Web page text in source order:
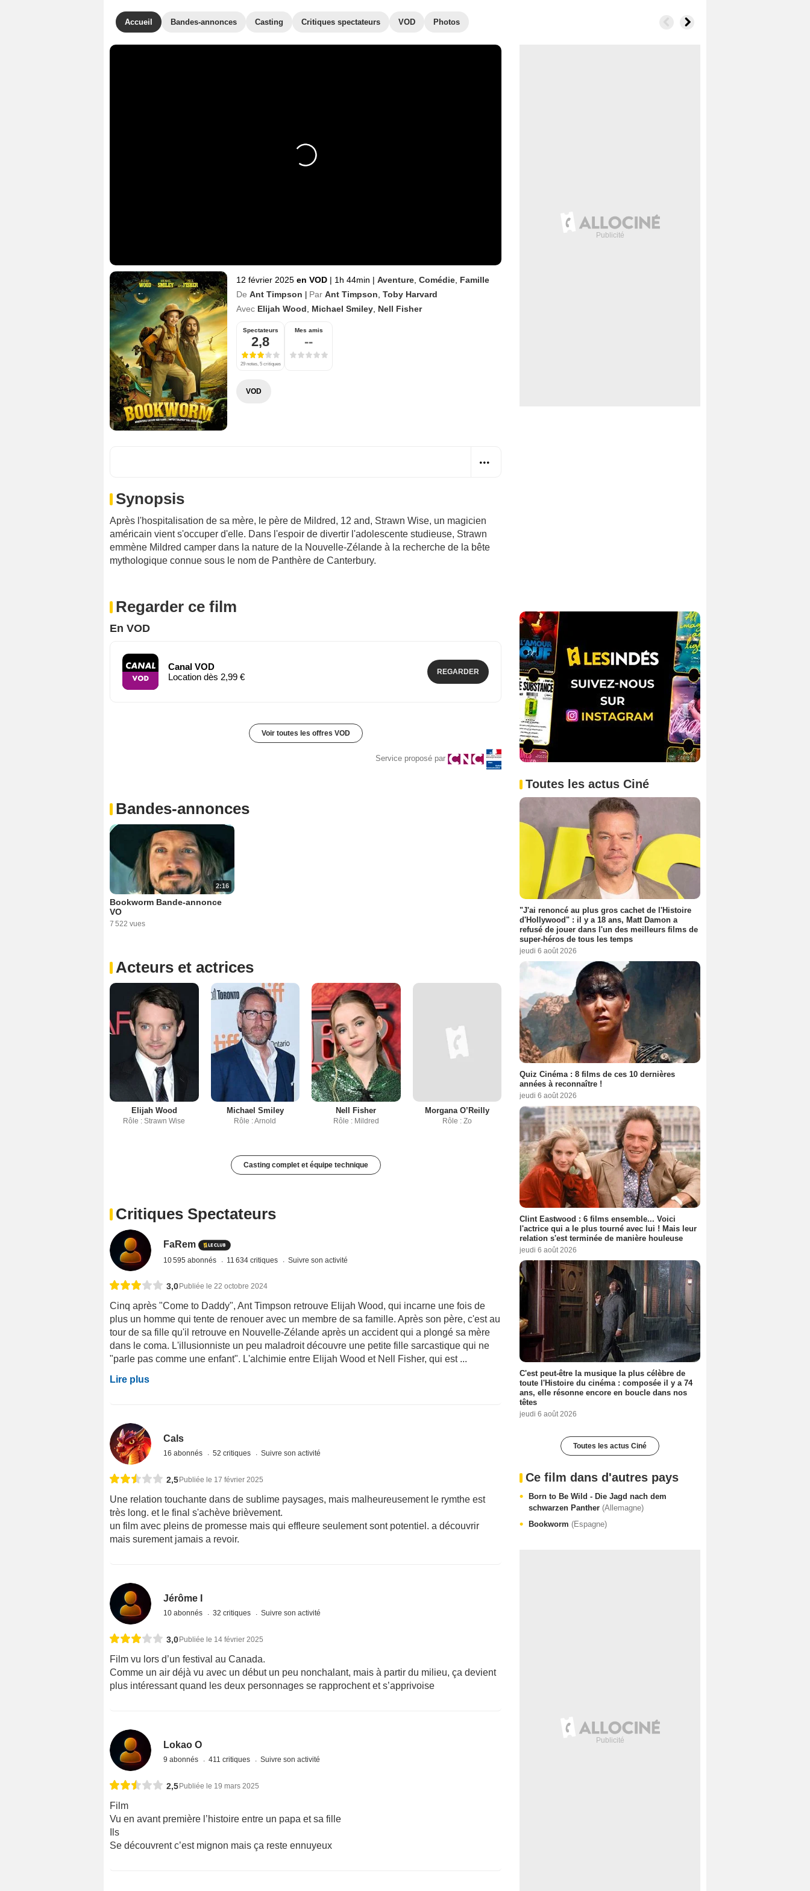
Accueil Bandes-annonces Casting Critiques spectateurs VOD Photos
12 février 2025 en VOD | 1h 44min | Aventure Comédie Famille
De Ant Timpson | Par Ant Timpson Toby Harvard
Avec Elijah Wood Michael Smiley Nell Fisher
Spectateurs
2,8
29 notes, 5 critiques
Mes amis
--
VOD
Synopsis
Après l'hospitalisation de sa mère, le père de Mildred, 12 and, Strawn Wise, un magicien
américain vient s'occuper d'elle. Dans l'espoir de divertir l'adolescente studieuse, Strawn
emmène Mildred camper dans la nature de la Nouvelle-Zélande à la recherche de la bête
mythologique connue sous le nom de Panthère de Canterbury.
Regarder ce film
En VOD
Canal VOD
Location dès 2,99 €
REGARDER
Voir toutes les offres VOD
Service proposé par
Bandes-annonces
2:16
Bookworm Bande-annonce
VO
7 522 vues
Acteurs et actrices
Elijah Wood
Rôle : Strawn Wise
Michael Smiley
Rôle : Arnold
Nell Fisher
Rôle : Mildred
Morgana O’Reilly
Rôle : Zo
Casting complet et équipe technique
Critiques Spectateurs
FaRem
10 595 abonnés 11 634 critiques Suivre son activité
3,0Publiée le 22 octobre 2024
Cinq après "Come to Daddy", Ant Timpson retrouve Elijah Wood, qui incarne une fois de
plus un homme qui tente de renouer avec un membre de sa famille. Après son père, c'est au
tour de sa fille qu'il retrouve en Nouvelle-Zélande après un accident qui a plongé sa mère
dans le coma. L'illusionniste un peu maladroit découvre une petite fille sarcastique qui ne
"parle pas comme une enfant". L'alchimie entre Elijah Wood et Nell Fisher, qui est ...
Lire plus
Cals
16 abonnés 52 critiques Suivre son activité
2,5Publiée le 17 février 2025
Une relation touchante dans de sublime paysages, mais malheureusement le rymthe est
très long. et le final s'achève brièvement.
un film avec pleins de promesse mais qui effleure seulement sont potentiel. a découvrir
mais surement jamais a revoir.
Jérôme I
10 abonnés 32 critiques Suivre son activité
3,0Publiée le 14 février 2025
Film vu lors d’un festival au Canada.
Comme un air déjà vu avec un début un peu nonchalant, mais à partir du milieu, ça devient
plus intéressant quand les deux personnages se rapprochent et s’apprivoise
Lokao O
9 abonnés 411 critiques Suivre son activité
2,5Publiée le 19 mars 2025
Film
Vu en avant première l’histoire entre un papa et sa fille
Ils
Se découvrent c’est mignon mais ça reste ennuyeux
Toutes les actus Ciné
"J'ai renoncé au plus gros cachet de l'Histoire
d'Hollywood" : il y a 18 ans, Matt Damon a
refusé de jouer dans l'un des meilleurs films de
super-héros de tous les temps
jeudi 6 août 2026
Quiz Cinéma : 8 films de ces 10 dernières
années à reconnaître !
jeudi 6 août 2026
Clint Eastwood : 6 films ensemble... Voici
l'actrice qui a le plus tourné avec lui ! Mais leur
relation s'est terminée de manière houleuse
jeudi 6 août 2026
C'est peut-être la musique la plus célèbre de
toute l'Histoire du cinéma : composée il y a 74
ans, elle résonne encore en boucle dans nos
têtes
jeudi 6 août 2026
Toutes les actus Ciné
Ce film dans d'autres pays
Born to Be Wild - Die Jagd nach dem
schwarzen Panther (Allemagne)
Bookworm (Espagne)